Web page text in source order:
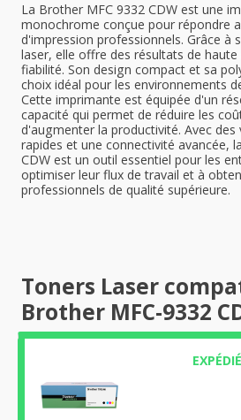
La Brother MFC 9332 CDW est une
monochrome conçue pour répondre
d'impression professionnels. Grâce à
laser, elle offre des résultats de
fiabilité. Son design compact et sa
choix idéal pour les environnements
Cette imprimante est équipée d'un
capacité qui permet de réduire les
d'augmenter la productivité. Avec des
rapides et une connectivité avancée,
CDW est un outil essentiel pour les
optimiser leur flux de travail et à
professionnels de qualité supérieure.
Toners Laser
Brother MFC-9332